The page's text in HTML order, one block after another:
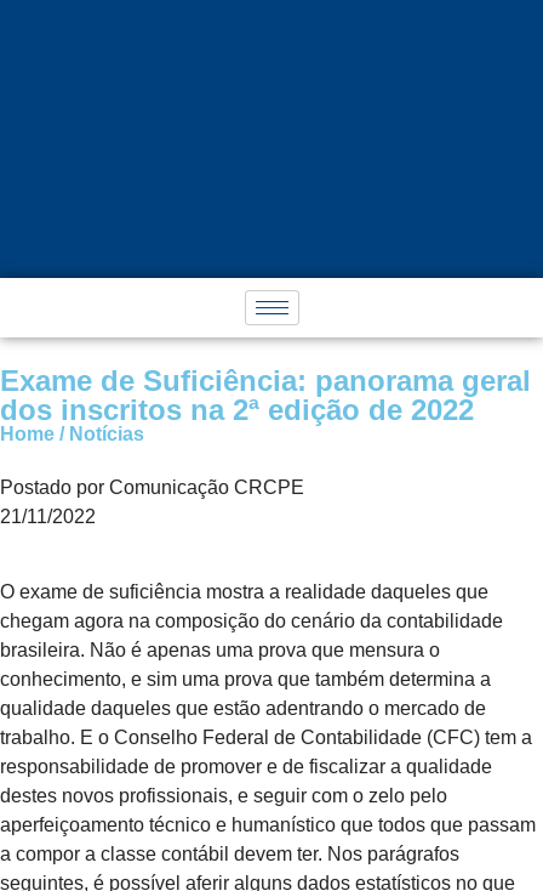
Exame de Suficiência: panorama geral
dos inscritos na 2ª edição de 2022
Home / Notícias
Postado por Comunicação CRCPE
21/11/2022
O exame de suficiência mostra a realidade daqueles que
chegam agora na composição do cenário da contabilidade
brasileira. Não é apenas uma prova que mensura o
conhecimento, e sim uma prova que também determina a
qualidade daqueles que estão adentrando o mercado de
trabalho. E o Conselho Federal de Contabilidade (CFC) tem a
responsabilidade de promover e de fiscalizar a qualidade
destes novos profissionais, e seguir com o zelo pelo
aperfeiçoamento técnico e humanístico que todos que passam
a compor a classe contábil devem ter. Nos parágrafos
seguintes, é possível aferir alguns dados estatísticos no que